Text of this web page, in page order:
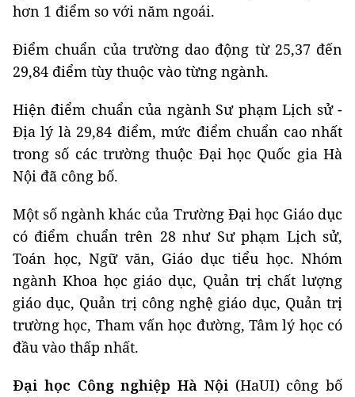
hơn 1 điểm so với năm ngoái.
Điểm chuẩn của trường dao động từ 25,37 đến
29,84 điểm tùy thuộc vào từng ngành.
Hiện điểm chuẩn của ngành Sư phạm Lịch sử -
Địa lý là 29,84 điểm, mức điểm chuẩn cao nhất
trong số các trường thuộc Đại học Quốc gia Hà
Nội đã công bố.
Một số ngành khác của Trường Đại học Giáo dục
có điểm chuẩn trên 28 như Sư phạm Lịch sử,
Toán học, Ngữ văn, Giáo dục tiểu học. Nhóm
ngành Khoa học giáo dục, Quản trị chất lượng
giáo dục, Quản trị công nghệ giáo dục, Quản trị
trường học, Tham vấn học đường, Tâm lý học có
đầu vào thấp nhất.
Đại học Công nghiệp Hà Nội (HaUI) công bố